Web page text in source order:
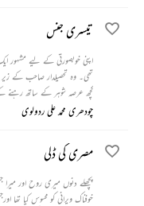
تیسری جنس
اپنی خوبصورتی کے لیے مشہور
تھی۔ وہ تحصیلدار صاحب کے زیر
کچھ عرصہ شوہر کے ساتھ رہنے
گئی۔ بعد میں ایک مردوں جیسی
چودھری محمد علی ردولوی
مصری کی ڈلی
پچھلے دنوں میری روح اور
خوفناک ویرانی کو محسوس کیا